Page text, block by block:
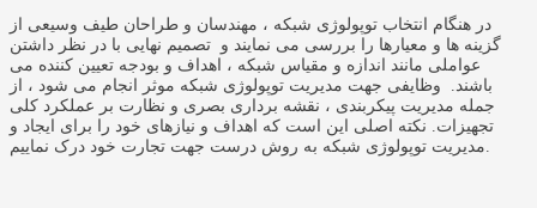
در هنگام انتخاب توپولوژی شبکه ، مهندسان و طراحان طیف وسیعی از
گزینه ها و معیارها را بررسی می نمایند و تصمیم نهایی با در نظر داشتن
عواملی مانند اندازه و مقیاس شبکه ، اهداف و بودجه تعیین کننده می
باشند. وظایفی جهت مدیریت توپولوژی شبکه موثر انجام می شود ، از
جمله مدیریت پیکربندی ، نقشه برداری بصری و نظارت بر عملکرد کلی
تجهیزات. نکته اصلی این است که اهداف و نیازهای خود را برای ایجاد و